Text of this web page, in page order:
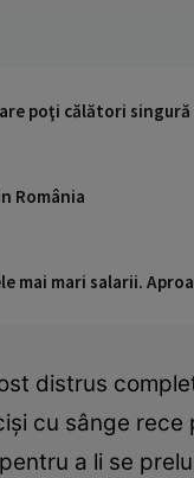
poţi călători singură
România
mai mari salarii.
distrus
cu sânge
a li se